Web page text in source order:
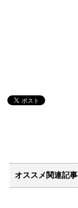
オススメ関連記事